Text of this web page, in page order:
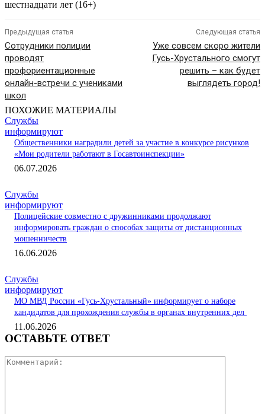
шестнадцати лет (16+)
Предыдущая статья
Сотрудники полиции
проводят
профориентационные
онлайн-встречи с учениками
школ
Следующая статья
Уже совсем скоро жители
Гусь-Хрустального смогут
решить – как будет
выглядеть город!
ПОХОЖИЕ МАТЕРИАЛЫ
Службы
информируют
Общественники наградили детей за участие в конкурсе рисунков
«Мои родители работают в Госавтоинспекции»
06.07.2026
Службы
информируют
Полицейские совместно с дружинниками продолжают
информировать граждан о способах защиты от дистанционных
мошенничеств
16.06.2026
Службы
информируют
МО МВД России «Гусь-Хрустальный» информирует о наборе
кандидатов для прохождения службы в органах внутренних дел
11.06.2026
ОСТАВЬТЕ ОТВЕТ